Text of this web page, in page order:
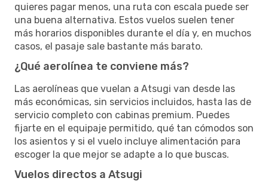
quieres pagar menos, una ruta con escala puede ser
una buena alternativa. Estos vuelos suelen tener
más horarios disponibles durante el día y, en muchos
casos, el pasaje sale bastante más barato.
¿Qué aerolínea te conviene más?
Las aerolíneas que vuelan a Atsugi van desde las
más económicas, sin servicios incluidos, hasta las de
servicio completo con cabinas premium. Puedes
fijarte en el equipaje permitido, qué tan cómodos son
los asientos y si el vuelo incluye alimentación para
escoger la que mejor se adapte a lo que buscas.
Vuelos directos a Atsugi